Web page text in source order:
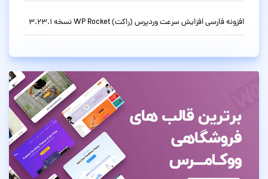
افزونه فارسی افزایش سرعت وردپرس (راکت) WP Rocket نسخه 3.23.1